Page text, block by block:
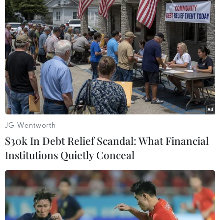
TIN LIÊN QUAN
JG Wentworth
$30k In Debt Relief Scandal: What Financial
Institutions Quietly Conceal